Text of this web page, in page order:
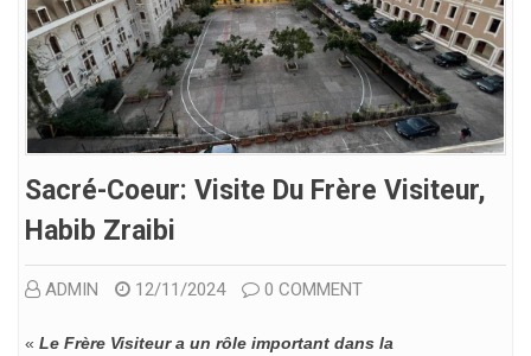
Sacré-Coeur: Visite Du Frère Visiteur,
Habib Zraibi
ADMIN 12/11/2024 0 COMMENT
« Le Frère Visiteur a un rôle important dans la